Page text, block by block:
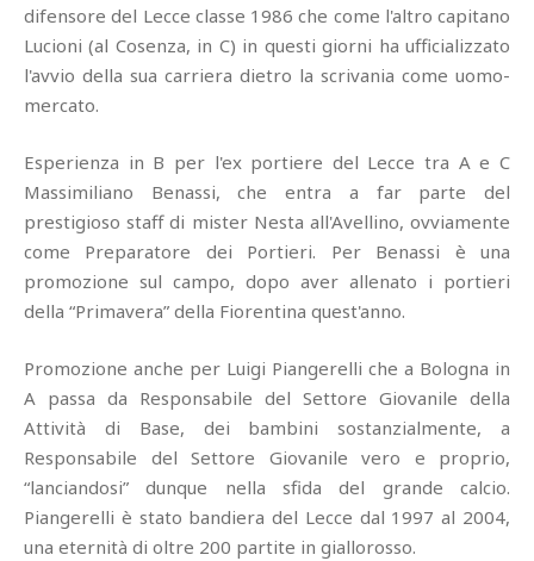
difensore del Lecce classe 1986 che come l'altro capitano
Lucioni (al Cosenza, in C) in questi giorni ha ufficializzato
l'avvio della sua carriera dietro la scrivania come uomo-
mercato.
Esperienza in B per l'ex portiere del Lecce tra A e C
Massimiliano Benassi, che entra a far parte del
prestigioso staff di mister Nesta all'Avellino, ovviamente
come Preparatore dei Portieri. Per Benassi è una
promozione sul campo, dopo aver allenato i portieri
della “Primavera” della Fiorentina quest'anno.
Promozione anche per Luigi Piangerelli che a Bologna in
A passa da Responsabile del Settore Giovanile della
Attività di Base, dei bambini sostanzialmente, a
Responsabile del Settore Giovanile vero e proprio,
“lanciandosi” dunque nella sfida del grande calcio.
Piangerelli è stato bandiera del Lecce dal 1997 al 2004,
una eternità di oltre 200 partite in giallorosso.